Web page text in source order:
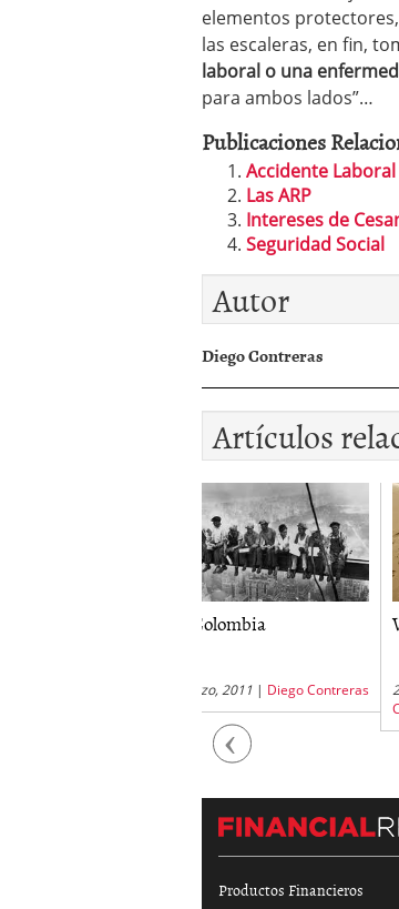
elementos
las escaleras, en fin,
laboral o una
para ambos lados”…
Publicaciones
Accidente Laboral
Las ARP
Intereses de
Seguridad Social
Autor
Diego Contreras
Artículos
Previous
Vacaciones Laborales
20 octubre, 2011|Diego
Contreras
Productos Financieros